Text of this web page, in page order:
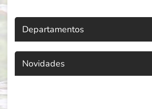
Departamentos
Novidades